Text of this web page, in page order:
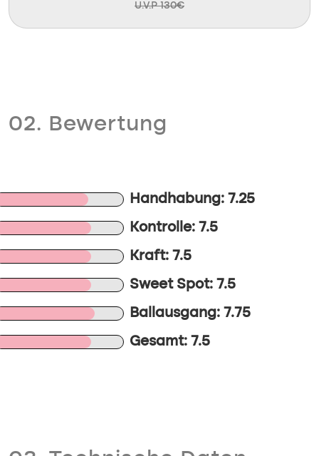
U.V.P 130€
02. Bewertung
Handhabung: 7.25
Kontrolle: 7.5
Kraft: 7.5
Sweet Spot: 7.5
Ballausgang: 7.75
Gesamt: 7.5